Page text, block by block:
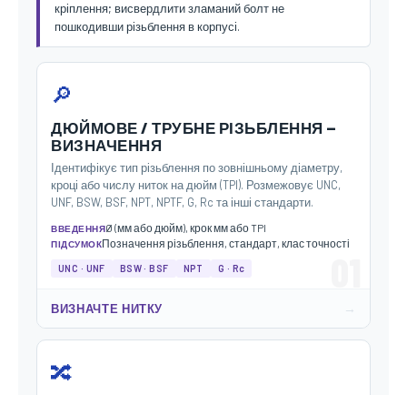
кріплення; висвердлити зламаний болт не
пошкодивши різьблення в корпусі.
🔎
ДЮЙМОВЕ / ТРУБНЕ РІЗЬБЛЕННЯ —
ВИЗНАЧЕННЯ
Ідентифікує тип різьблення по зовнішньому діаметру,
кроці або числу ниток на дюйм (TPI). Розмежовує UNC,
UNF, BSW, BSF, NPT, NPTF, G, Rc та інші стандарти.
ВВЕДЕННЯØ (мм або дюйм), крок мм або TPI
ПІДСУМОКПозначення різьблення, стандарт, клас точності
UNC · UNF BSW · BSF NPT G · Rc
ВИЗНАЧТЕ НИТКУ →
🔀